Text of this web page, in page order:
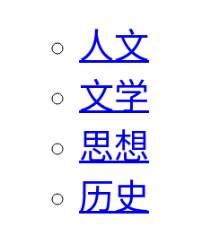
人文
文学
思想
历史